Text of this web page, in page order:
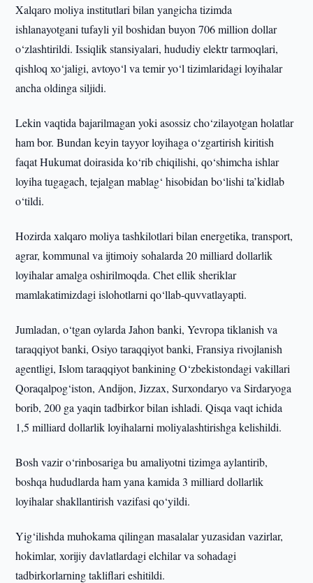
Xalqaro moliya institutlari bilan yangicha tizimda
ishlanayotgani tufayli yil boshidan buyon 706 million dollar
o‘zlashtirildi. Issiqlik stansiyalari, hududiy elektr tarmoqlari,
qishloq xo‘jaligi, avtoyo‘l va temir yo‘l tizimlaridagi loyihalar
ancha oldinga siljidi.
Lekin vaqtida bajarilmagan yoki asossiz cho‘zilayotgan holatlar
ham bor. Bundan keyin tayyor loyihaga o‘zgartirish kiritish
faqat Hukumat doirasida ko‘rib chiqilishi, qo‘shimcha ishlar
loyiha tugagach, tejalgan mablag‘ hisobidan bo‘lishi ta’kidlab
o‘tildi.
Hozirda xalqaro moliya tashkilotlari bilan energetika, transport,
agrar, kommunal va ijtimoiy sohalarda 20 milliard dollarlik
loyihalar amalga oshirilmoqda. Chet ellik sheriklar
mamlakatimizdagi islohotlarni qo‘llab-quvvatlayapti.
Jumladan, o‘tgan oylarda Jahon banki, Yevropa tiklanish va
taraqqiyot banki, Osiyo taraqqiyot banki, Fransiya rivojlanish
agentligi, Islom taraqqiyot bankining O‘zbekistondagi vakillari
Qoraqalpog‘iston, Andijon, Jizzax, Surxondaryo va Sirdaryoga
borib, 200 ga yaqin tadbirkor bilan ishladi. Qisqa vaqt ichida
1,5 milliard dollarlik loyihalarni moliyalashtirishga kelishildi.
Bosh vazir o‘rinbosariga bu amaliyotni tizimga aylantirib,
boshqa hududlarda ham yana kamida 3 milliard dollarlik
loyihalar shakllantirish vazifasi qo‘yildi.
Yig‘ilishda muhokama qilingan masalalar yuzasidan vazirlar,
hokimlar, xorijiy davlatlardagi elchilar va sohadagi
tadbirkorlarning takliflari eshitildi.